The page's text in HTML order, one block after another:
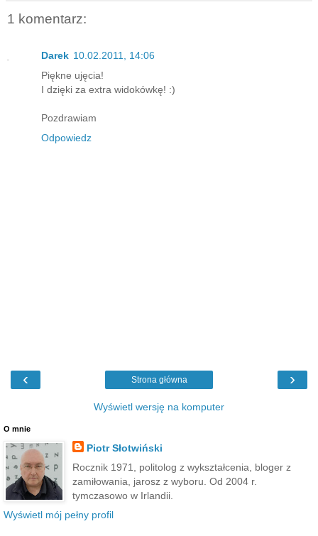
1 komentarz:
Darek 10.02.2011, 14:06
Piękne ujęcia!
I dzięki za extra widokówkę! :)
Pozdrawiam
Odpowiedz
‹ ›
Strona główna
Wyświetl wersję na komputer
O mnie
Piotr Słotwiński
Rocznik 1971, politolog z wykształcenia, bloger z
zamiłowania, jarosz z wyboru. Od 2004 r.
tymczasowo w Irlandii.
Wyświetl mój pełny profil